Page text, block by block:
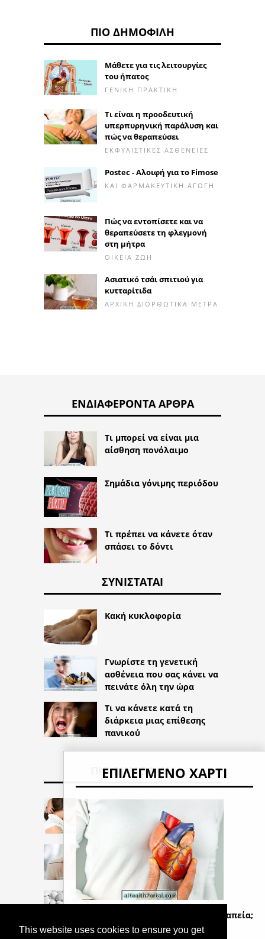
This website uses cookies to ensure you get
ΠΙΟ ΔΗΜΟΦΙΛΉ
Μάθετε για τις λειτουργίες
του ήπατος
ΓΕΝΙΚΉ ΠΡΑΚΤΙΚΉ
Τι είναι η προοδευτική
υπερπυρηνική παράλυση και
πώς να θεραπεύσει
ΕΚΦΥΛΙΣΤΙΚΈΣ ΑΣΘΈΝΕΙΕΣ
Postec - Αλοιφή για το Fimose
ΚΑΙ ΦΑΡΜΑΚΕΥΤΙΚΉ ΑΓΩΓΉ
Πώς να εντοπίσετε και να
θεραπεύσετε τη φλεγμονή
στη μήτρα
ΟΙΚΕΊΑ ΖΩΉ
Ασιατικό τσάι σπιτιού για
κυτταρίτιδα
ΑΡΧΙΚΉ ΔΙΟΡΘΩΤΙΚΆ ΜΈΤΡΑ
ΕΠΙΛΕΓΜΈΝΟ ΧΑΡΤΊ
Είναι η καρδιακή αρρυθμία μια θεραπεία;
ΕΝΔΙΑΦΈΡΟΝΤΑ ΆΡΘΡΑ
Τι μπορεί να είναι μια
αίσθηση πονόλαιμο
Σημάδια γόνιμης περιόδου
Τι πρέπει να κάνετε όταν
σπάσει το δόντι
ΣΥΝΙΣΤΆΤΑΙ
Κακή κυκλοφορία
Γνωρίστε τη γενετική
ασθένεια που σας κάνει να
πεινάτε όλη την ώρα
Τι να κάνετε κατά τη
διάρκεια μιας επίθεσης
πανικού
ΠΙΟ ΔΗΜΟΦΙΛΉ
στο σώμα της γυναίκας
μετά τον τοκετό
5 συνήθεις ερωτήσεις
σχετικά με την αναιμία
Δισκίο χλωραμφενικόλης